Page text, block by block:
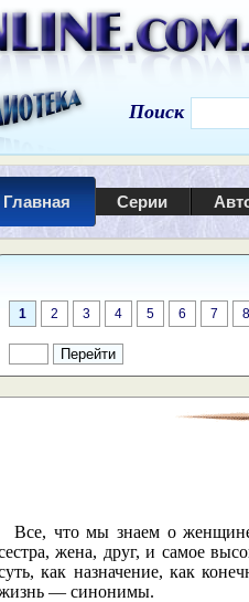
Поиск
Главная Серии
1 2 3 4 5 6 7 8
Все, что мы знаем о
жена, друг, и самое
как назначение, как
— синонимы.